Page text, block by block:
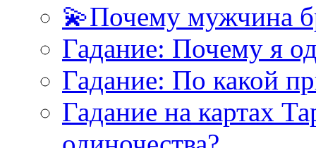
💫Почему мужчина
Гадание: Почему я
Гадание: По какой
Гадание на картах